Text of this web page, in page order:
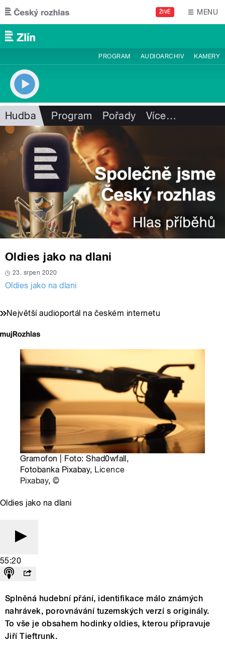
Přejít k hlavnímu obsahu
ŽIVĚ MENU
PROGRAM AUDIOARCHIV KAMERY
Hudba Program Pořady Více…
Oldies jako na dlani
23. srpen 2020
Oldies jako na dlani
Největší audioportál na českém internetu
Gramofon | Foto: Shad0wfall,
Fotobanka Pixabay, Licence
Pixabay,©
Oldies jako na dlani
55:20
Splněná hudební přání, identifikace málo známých
nahrávek, porovnávání tuzemských verzí s originály.
To vše je obsahem hodinky oldies, kterou připravuje
Jiří Tieftrunk.